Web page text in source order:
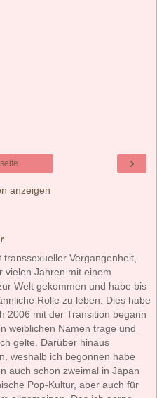
›
anzeigen
Vergangenheit,
vielen Jahren mit einem
Welt gekommen und habe bis
Rolle zu leben. Dies habe
2006 mit der Transition begann
weiblichen Namen trage und
gelte. Darüber hinaus
weshalb ich begonnen habe
auch schon zweimal in Japan
Pop-Kultur, aber auch für